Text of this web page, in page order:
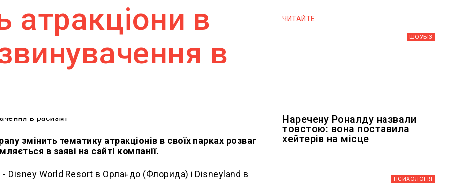
атракціони в
в
змінить тематику атракціонів в своїх парках розваг
в заяві на сайті компанії.
Disney World Resort в Орландо (Флорида) і Disneyland в
ЧИТАЙТЕ
ШОУБIЗ
Наречену Роналду назвали
товстою: вона поставила
хейтерів на місце
ПСИХОЛОГІЯ